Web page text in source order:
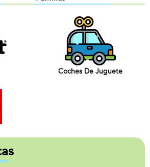
Coches De Juguete